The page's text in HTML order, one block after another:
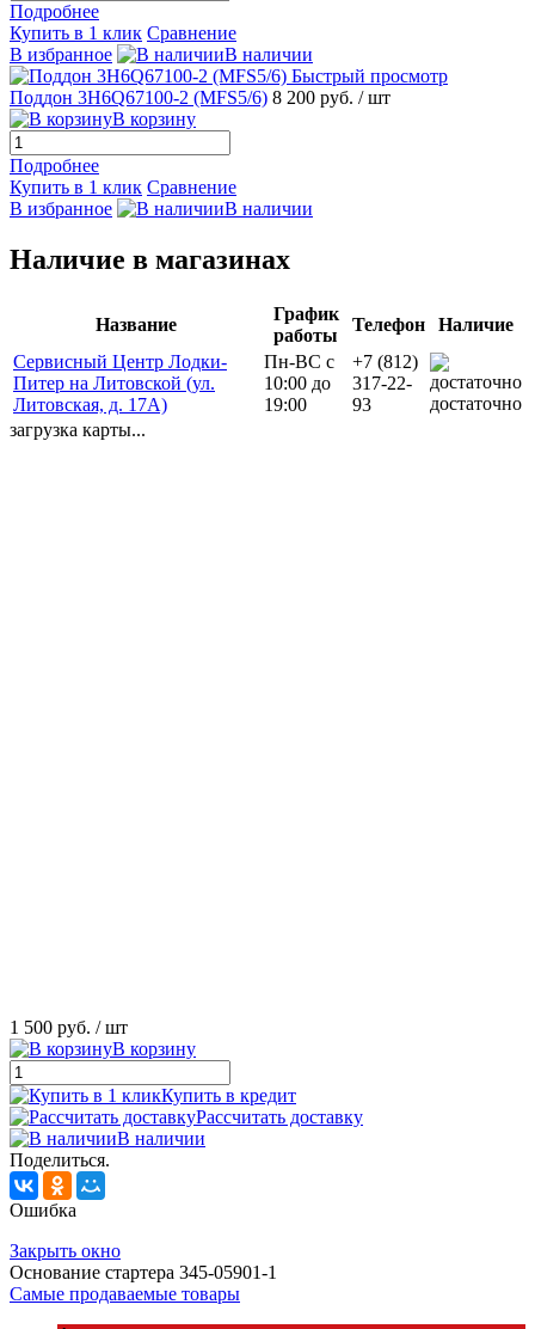
Подробнее
Купить в 1 клик Сравнение
В избранное
В наличии
Быстрый просмотр
Поддон 3H6Q67100-2 (MFS5/6) 8 200 руб. / шт
В корзину
Подробнее
Купить в 1 клик Сравнение
В избранное
В наличии
Наличие в магазинах
Название
График
работы
Телефон
Наличие
Сервисный Центр Лодки-
Питер на Литовской (ул.
Литовская, д. 17А)
Пн-ВС с
10:00 до
19:00
+7 (812)
317-22-
93
достаточно
загрузка карты...
1 500 руб. / шт
В корзину
Купить в кредит
Рассчитать доставку
В наличии
Поделиться.
Ошибка
Закрыть окно
Основание стартера 345-05901-1
Самые продаваемые товары